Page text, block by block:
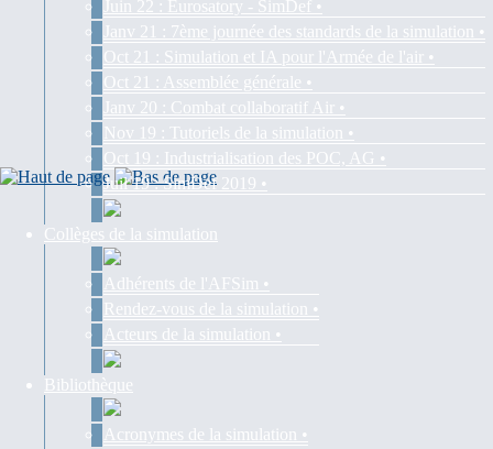
Juin 22 : Eurosatory - SimDef •
Janv 21 : 7ème journée des standards de la simulation •
Oct 21 : Simulation et IA pour l'Armée de l'air •
Oct 21 : Assemblée générale •
Janv 20 : Combat collaboratif Air •
Nov 19 : Tutoriels de la simulation •
Oct 19 : Industrialisation des POC, AG •
Juil 19 : SimDef 2019 •
Collèges de la simulation
Adhérents de l'AFSim •
Rendez-vous de la simulation •
Acteurs de la simulation •
Bibliothèque
Acronymes de la simulation •